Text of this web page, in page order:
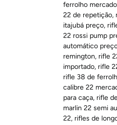
ferrolho
22 de repetição,
itajubá preço,
22 rossi pump
automático
remington, rifle
importado, rifle
rifle 38 de
calibre 22
para caça, rifle
marlin 22 semi
22, rifles de